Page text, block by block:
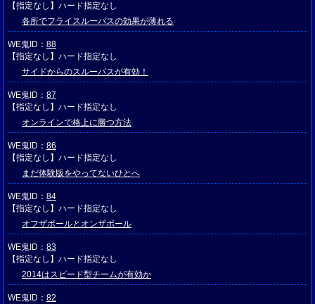
【指定なし】ハード指定なし
各所でフライスルーパスの効果が薄れる
WE鬼ID： 88
【指定なし】ハード指定なし
サイドからのスルーパスが有効！
WE鬼ID： 87
【指定なし】ハード指定なし
オンラインで格上に勝つ方法
WE鬼ID： 86
【指定なし】ハード指定なし
まだ体験版をやってないひとへ
WE鬼ID： 84
【指定なし】ハード指定なし
オフザボールとオンザボール
WE鬼ID： 83
【指定なし】ハード指定なし
2014はスピード型チームが有効か
WE鬼ID： 82